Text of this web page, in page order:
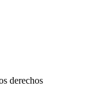
derechos